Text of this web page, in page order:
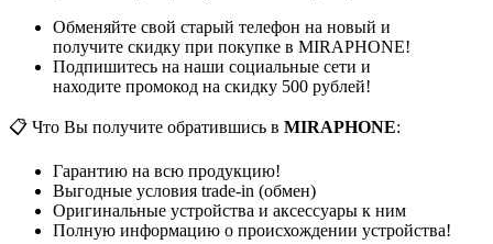
Обменяйте свой старый телефон на новый и
получите скидку при покупке в MIRAPHONE!
Подпишитесь на наши социальные сети и
находите промокод на скидку 500 рублей!
📋 Что Вы получите обратившись в MIRAPHONE:
Гарантию на всю продукцию!
Выгодные условия trade-in (обмен)
Оригинальные устройства и аксессуары к ним
Полную информацию о происхождении устройства!